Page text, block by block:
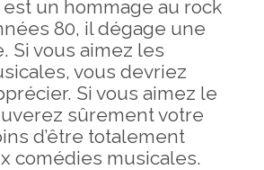
est un hommage au rock
80, il dégage une
Si vous aimez les
vous devriez
Si vous aimez le
sûrement votre
d’être totalement
comédies musicales.